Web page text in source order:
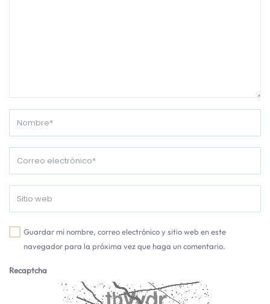
Guardar mi nombre, correo electrónico y sitio web en este
navegador para la próxima vez que haga un comentario.
Recaptcha